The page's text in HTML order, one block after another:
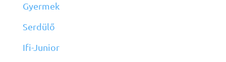
Gyermek
Serdülő
Ifi-Junior